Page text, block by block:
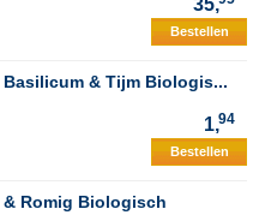
35,
Bestellen
& Tijm Biologis...
1,94
Bestellen
Romig Biologisch